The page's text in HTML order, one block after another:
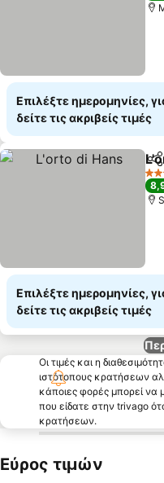
Επιλέξτε ημερομηνίες,
δείτε τις ακριβείς τιμές
4
Επιλέξτε ημερομηνίες,
δείτε τις ακριβείς τιμές
Οι τιμές και η
ιστότοπους κρατήσεων
κάποιες φορές μπορεί να
που είδατε στην trivago
κρατήσεων.
Εύρος τιμών